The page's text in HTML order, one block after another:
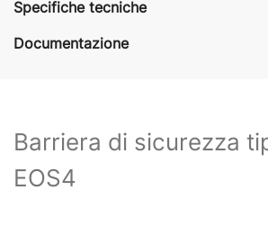
Specifiche tecniche
Documentazione
Barriera di sicurezza
EOS4